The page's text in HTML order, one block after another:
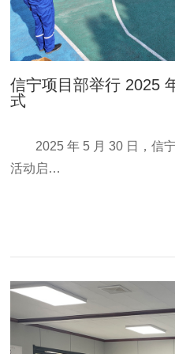
信宁项目部举行 2025
式
2025 年 5 月 30 日，信
活动启…